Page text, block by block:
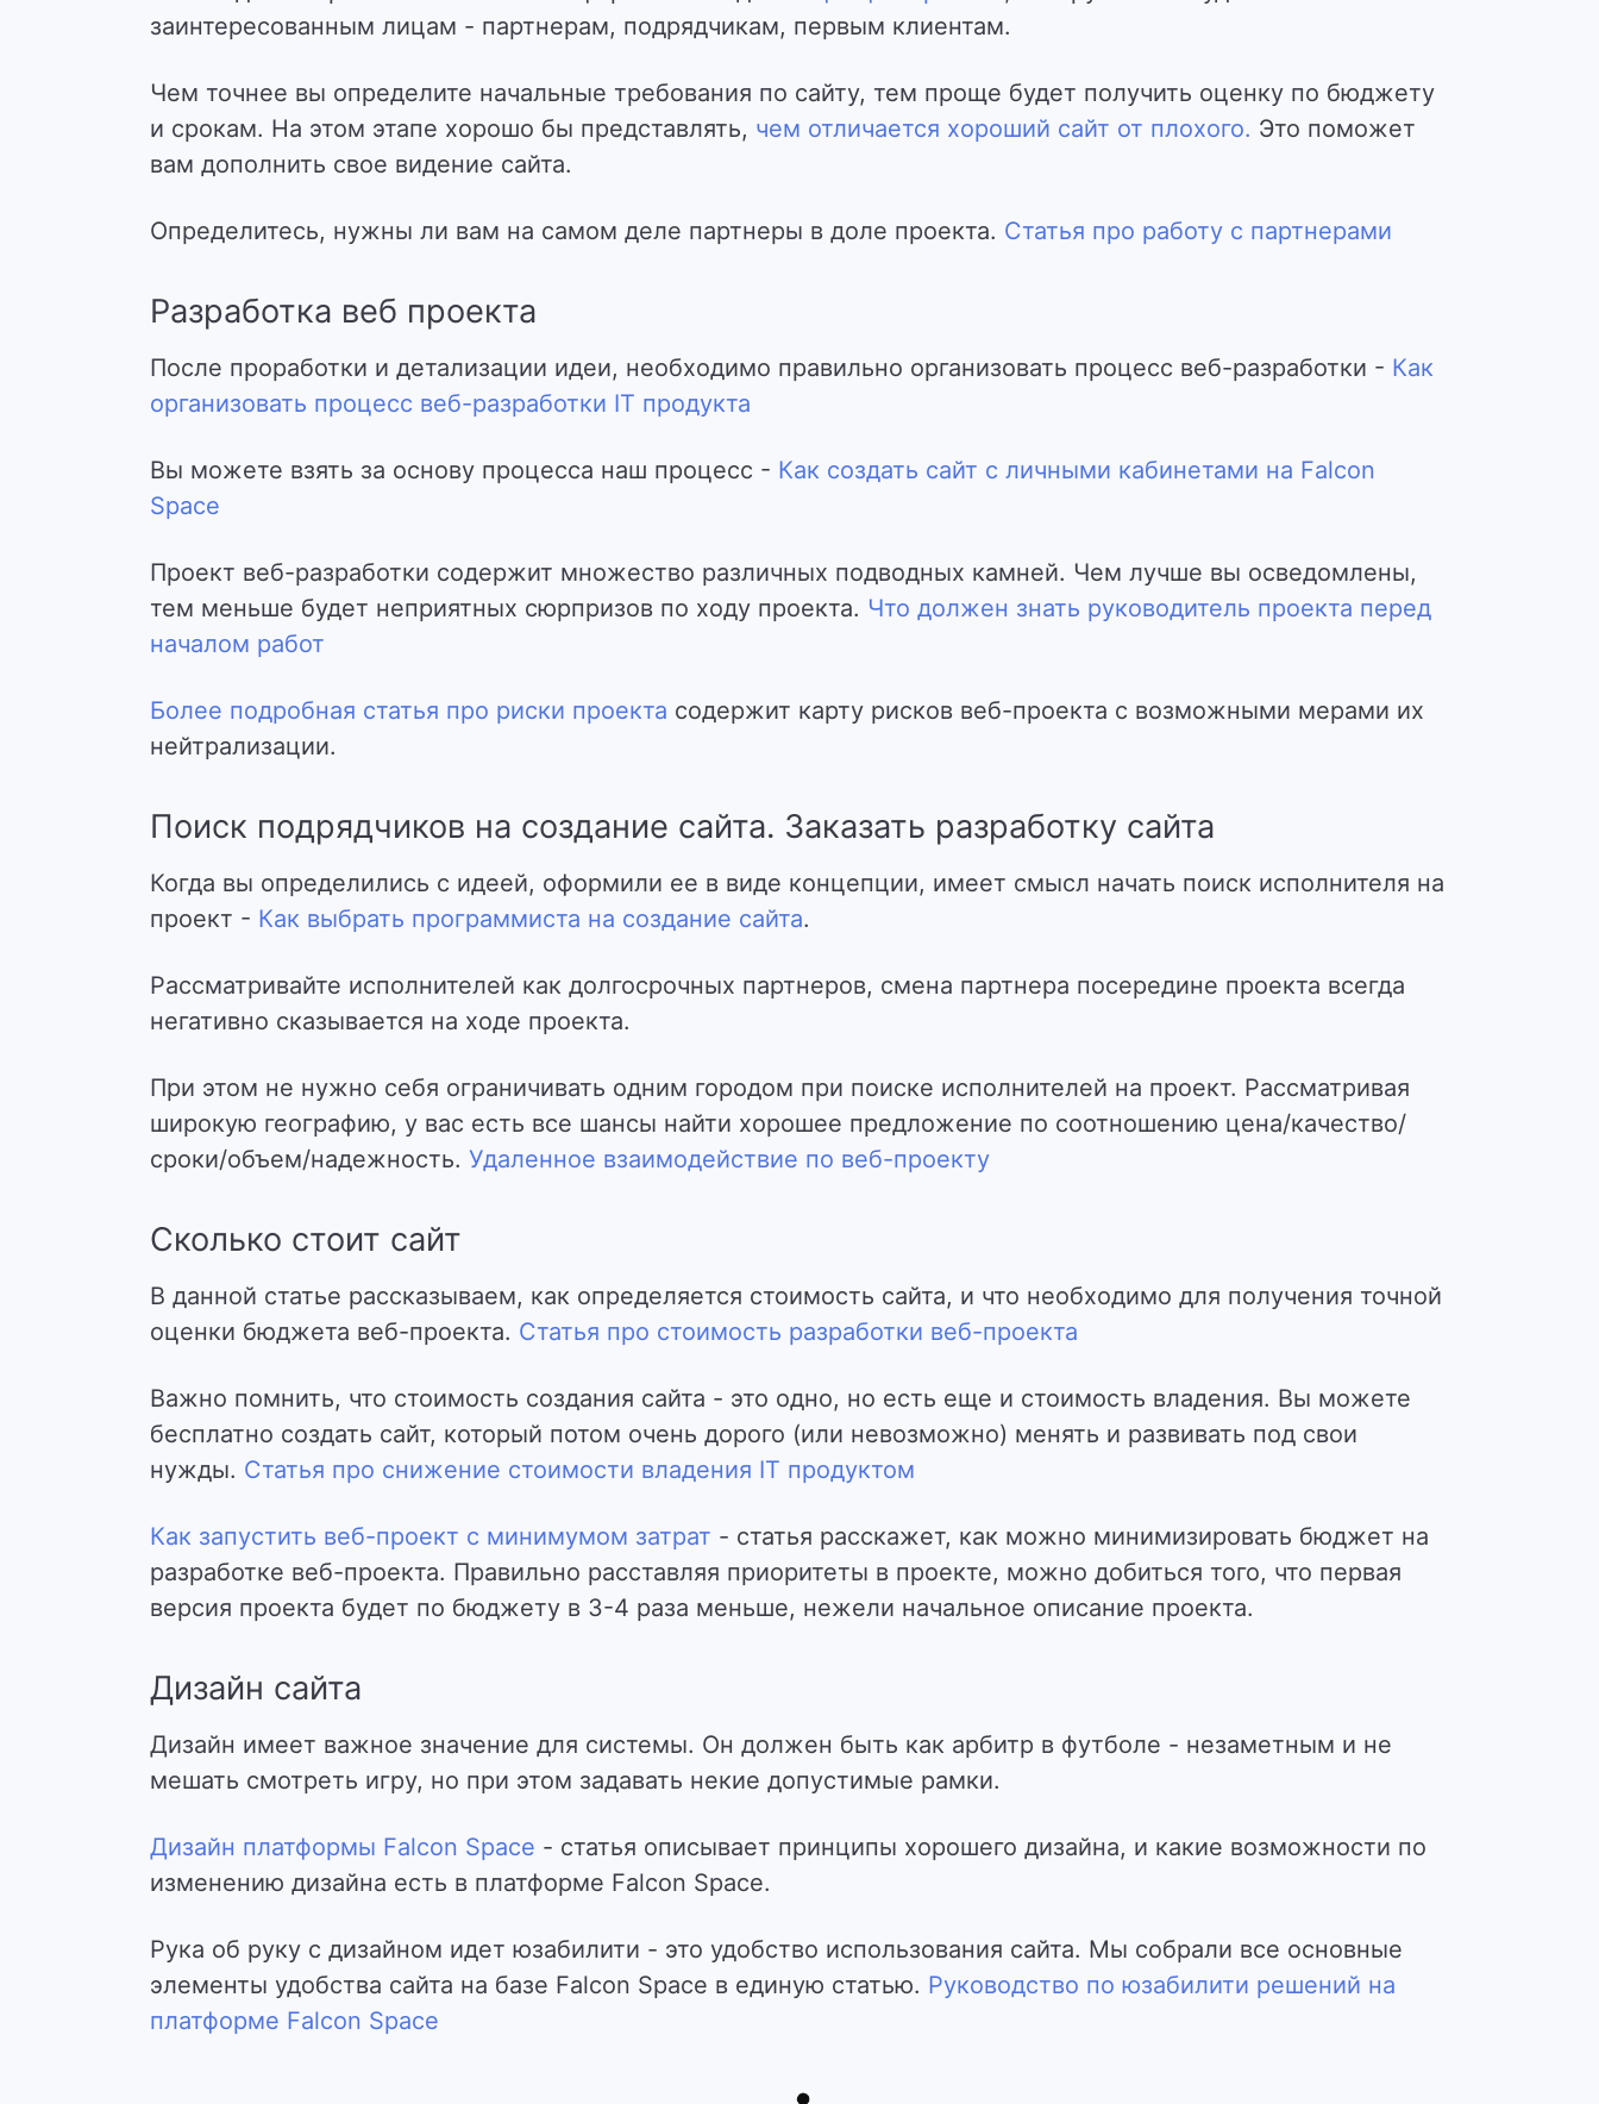
заинтересованным лицам - партнерам, подрядчикам, первым клиентам.
Чем точнее вы определите начальные требования по сайту, тем проще будет получить оценку по бюджету
и срокам. На этом этапе хорошо бы представлять, чем отличается хороший сайт от плохого. Это поможет
вам дополнить свое видение сайта.
Определитесь, нужны ли вам на самом деле партнеры в доле проекта. Статья про работу с партнерами
Разработка веб проекта
После проработки и детализации идеи, необходимо правильно организовать процесс веб-разработки - Как
организовать процесс веб-разработки IT продукта
Вы можете взять за основу процесса наш процесс - Как создать сайт с личными кабинетами на Falcon
Space
Проект веб-разработки содержит множество различных подводных камней. Чем лучше вы осведомлены,
тем меньше будет неприятных сюрпризов по ходу проекта. Что должен знать руководитель проекта перед
началом работ
Более подробная статья про риски проекта содержит карту рисков веб-проекта с возможными мерами их
нейтрализации.
Поиск подрядчиков на создание сайта. Заказать разработку сайта
Когда вы определились с идеей, оформили ее в виде концепции, имеет смысл начать поиск исполнителя на
проект - Как выбрать программиста на создание сайта.
Рассматривайте исполнителей как долгосрочных партнеров, смена партнера посередине проекта всегда
негативно сказывается на ходе проекта.
При этом не нужно себя ограничивать одним городом при поиске исполнителей на проект. Рассматривая
широкую географию, у вас есть все шансы найти хорошее предложение по соотношению цена/качество/
сроки/объем/надежность. Удаленное взаимодействие по веб-проекту
Сколько стоит сайт
В данной статье рассказываем, как определяется стоимость сайта, и что необходимо для получения точной
оценки бюджета веб-проекта. Статья про стоимость разработки веб-проекта
Важно помнить, что стоимость создания сайта - это одно, но есть еще и стоимость владения. Вы можете
бесплатно создать сайт, который потом очень дорого (или невозможно) менять и развивать под свои
нужды. Статья про снижение стоимости владения IT продуктом
Как запустить веб-проект с минимумом затрат - статья расскажет, как можно минимизировать бюджет на
разработке веб-проекта. Правильно расставляя приоритеты в проекте, можно добиться того, что первая
версия проекта будет по бюджету в 3-4 раза меньше, нежели начальное описание проекта.
Дизайн сайта
Дизайн имеет важное значение для системы. Он должен быть как арбитр в футболе - незаметным и не
мешать смотреть игру, но при этом задавать некие допустимые рамки.
Дизайн платформы Falcon Space - статья описывает принципы хорошего дизайна, и какие возможности по
изменению дизайна есть в платформе Falcon Space.
Рука об руку с дизайном идет юзабилити - это удобство использования сайта. Мы собрали все основные
элементы удобства сайта на базе Falcon Space в единую статью. Руководство по юзабилити решений на
платформе Falcon Space